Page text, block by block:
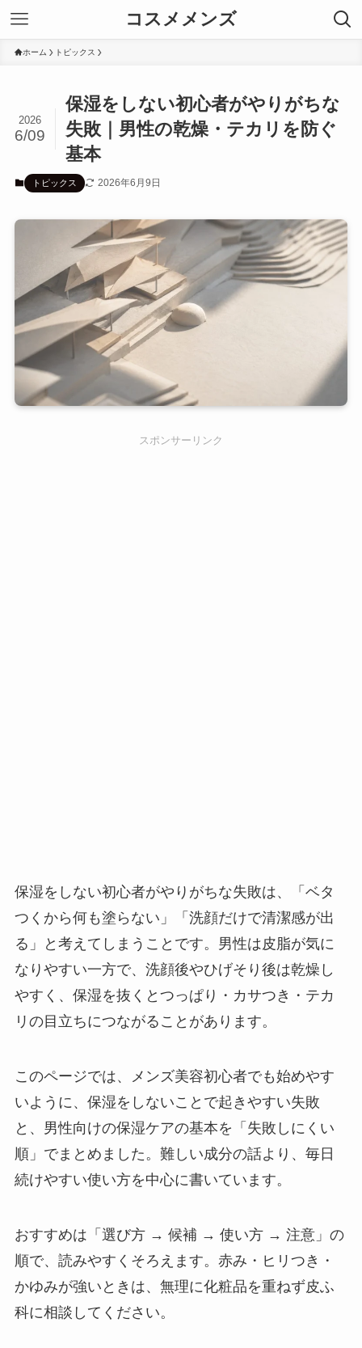
コスメメンズ
ホーム トピックス
保湿をしない初心者がやりがちな
失敗｜男性の乾燥・テカリを防ぐ
基本
2026
6/09
トピックス 2026年6月9日
スポンサーリンク
保湿をしない初心者がやりがちな失敗は、「ベタ
つくから何も塗らない」「洗顔だけで清潔感が出
る」と考えてしまうことです。男性は皮脂が気に
なりやすい一方で、洗顔後やひげそり後は乾燥し
やすく、保湿を抜くとつっぱり・カサつき・テカ
リの目立ちにつながることがあります。
このページでは、メンズ美容初心者でも始めやす
いように、保湿をしないことで起きやすい失敗
と、男性向けの保湿ケアの基本を「失敗しにくい
順」でまとめました。難しい成分の話より、毎日
続けやすい使い方を中心に書いています。
おすすめは「選び方 → 候補 → 使い方 → 注意」の
順で、読みやすくそろえます。赤み・ヒリつき・
かゆみが強いときは、無理に化粧品を重ねず皮ふ
科に相談してください。